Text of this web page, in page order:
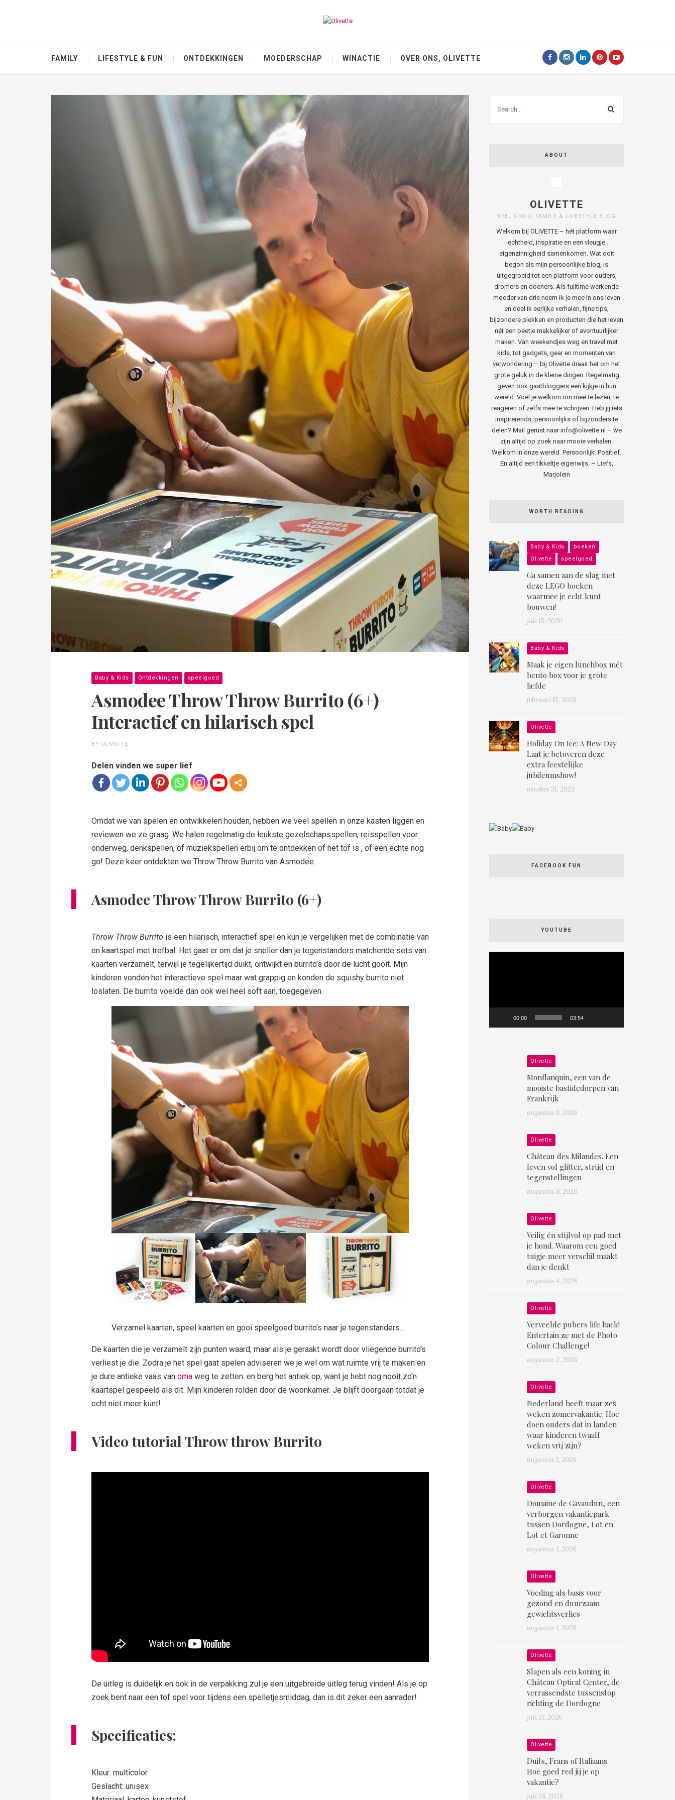
FAMILY LIFESTYLE & FUN ONTDEKKINGEN MOEDERSCHAP WINACTIE OVER ONS, OLIVETTE
Baby & Kids Ontdekkingen speelgoed
Asmodee Throw Throw Burrito (6+)
Interactief en hilarisch spel
BY OLIVETTE
Delen vinden we super lief
Omdat we van spelen en ontwikkelen houden, hebben we veel spellen in onze kasten liggen en
reviewen we ze graag. We halen regelmatig de leukste gezelschapsspellen, reisspellen voor
onderweg, denkspellen, of muziekspellen erbij om te ontdekken of het tof is , of een echte nog
go! Deze keer ontdekten we Throw Throw Burrito van Asmodee.
Asmodee Throw Throw Burrito (6+)
Throw Throw Burrito is een hilarisch, interactief spel en kun je vergelijken met de combinatie van
en kaartspel met trefbal. Het gaat er om dat je sneller dan je tegenstanders matchende sets van
kaarten verzamelt, terwijl je tegelijkertijd duikt, ontwijkt en burrito’s door de lucht gooit. Mijn
kinderen vonden het interactieve spel maar wat grappig en konden de squishy burrito niet
loslaten. De burrito voelde dan ook wel heel soft aan, toegegeven.
Verzamel kaarten, speel kaarten en gooi speelgoed burrito’s naar je tegenstanders…
De kaarten die je verzamelt zijn punten waard, maar als je geraakt wordt door vliegende burrito’s
verliest je die. Zodra je het spel gaat spelen adviseren we je wel om wat ruimte vrij te maken en
je dure antieke vaas van oma weg te zetten. en berg het antiek op, want je hebt nog nooit zo’n
kaartspel gespeeld als dit. Mijn kinderen rolden door de woonkamer. Je blijft doorgaan totdat je
echt niet meer kunt!
Video tutorial Throw throw Burrito
De uitleg is duidelijk en ook in de verpakking zul je een uitgebreide uitleg terug vinden! Als je op
zoek bent naar een tof spel voor tijdens een spelletjesmiddag, dan is dit zeker een aanrader!
Specificaties:
Kleur: multicolor
Geslacht: unisex
ABOUT
OLIVETTE
FEEL GOOD, FAMILY & LIFESTYLE BLOG
Welkom bij OLIVETTE – hét platform waar
echtheid, inspiratie en een vleugje
eigenzinnigheid samenkomen. Wat ooit
begon als mijn persoonlijke blog, is
uitgegroeid tot een platform voor ouders,
dromers en doeners. Als fulltime werkende
moeder van drie neem ik je mee in ons leven
en deel ik eerlijke verhalen, fijne tips,
bijzondere plekken en producten die het leven
nét een beetje makkelijker of avontuurlijker
maken. Van weekendjes weg en travel met
kids, tot gadgets, gear en momenten van
verwondering – bij Olivette draait het om het
grote geluk in de kleine dingen. Regelmatig
geven ook gastbloggers een kijkje in hun
wereld. Voel je welkom om mee te lezen, te
reageren of zelfs mee te schrijven. Heb jij iets
inspirerends, persoonlijks of bijzonders te
delen? Mail gerust naar info@olivette.nl – we
zijn altijd op zoek naar mooie verhalen.
Welkom in onze wereld. Persoonlijk. Positief.
En altijd een tikkeltje eigenwijs. – Liefs,
Marjolein
WORTH READING
Baby & Kids
boeken
Olivette
speelgoed
Ga samen aan de slag met
deze LEGO boeken
waarmee je echt kunt
bouwen!
juli 15, 2020
Baby & Kids
Maak je eigen lunchbox mét
bento box voor je grote
liefde
februari 15, 2020
Olivette
Holiday On Ice: A New Day
Laat je betoveren deze
extra feestelijke
jubileumshow!
oktober 31, 2023
FACEBOOK FUN
YOUTUBE
00:00 03:54
Olivette
Monflanquin, een van de
mooiste bastidedorpen van
Frankrijk
augustus 8, 2026
Olivette
Château des Milandes. Een
leven vol glitter, strijd en
tegenstellingen
augustus 8, 2026
Olivette
Veilig én stijlvol op pad met
je hond. Waarom een goed
tuigje meer verschil maakt
dan je denkt
augustus 4, 2026
Olivette
Verveelde pubers life hack!
Entertain ze met de Photo
Colour Challenge!
augustus 2, 2026
Olivette
Nederland heeft maar zes
weken zomervakantie. Hoe
doen ouders dat in landen
waar kinderen twaalf
weken vrij zijn?
augustus 1, 2026
Olivette
Domaine de Gavaudun, een
verborgen vakantiepark
tussen Dordogne, Lot en
Lot et Garonne
augustus 1, 2026
Olivette
Voeding als basis voor
gezond en duurzaam
gewichtsverlies
augustus 1, 2026
Olivette
Slapen als een koning in
Château Optical Center, de
verrassendste tussenstop
richting de Dordogne
juli 31, 2026
Olivette
Duits, Frans of Italiaans.
Hoe goed red jij je op
vakantie?
juli 28, 2026